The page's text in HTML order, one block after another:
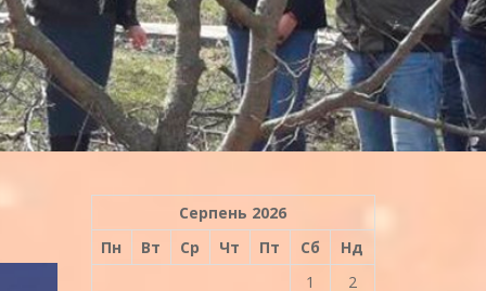
Серпень 2026
Пн
Вт Ср Чт Пт Сб
Нд
1
2